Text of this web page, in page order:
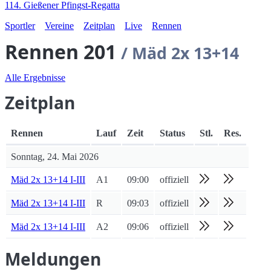
114. Gießener Pfingst-Regatta
Sportler
Vereine Zeitplan Live Rennen
Rennen 201 / Mäd 2x 13+14
Alle Ergebnisse
Zeitplan
Rennen Lauf Zeit Status Stl. Res.
Sonntag, 24. Mai 2026
Mäd 2x 13+14 I-III A1 09:00 offiziell
Mäd 2x 13+14 I-III R 09:03 offiziell
Mäd 2x 13+14 I-III A2 09:06 offiziell
Meldungen